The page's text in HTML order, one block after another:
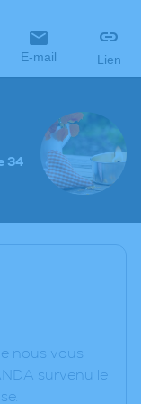
E-mail Lien
34
nous vous
survenu le